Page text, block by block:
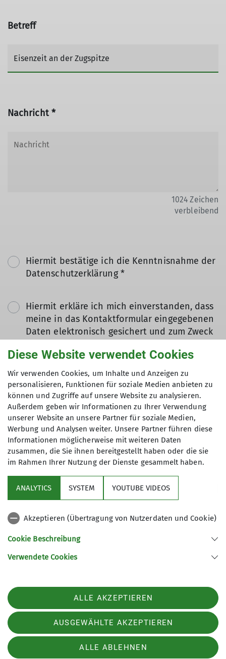
Betreff
Nachricht *
1024 Zeichen
verbleibend
Hiermit bestätige ich die Kenntnisnahme der
Datenschutzerklärung *
Hiermit erkläre ich mich einverstanden, dass
meine in das Kontaktformular eingegebenen
Daten elektronisch gesichert und zum Zweck
genutzt werden. Mir ist bekannt, dass ich
meine Einwilligung jederzeit wiederrufen
kann. *
Mit (*) markierte Felder
sind Pflichtfelder
Absenden
Service
Gruppen
82323 Tutzing
Telefon +4981588119
Datenschutz-Einstellungen
Impressum
Diese Website verwendet Cookies
Wir verwenden Cookies, um Inhalte und Anzeigen zu
personalisieren, Funktionen für soziale Medien anbieten zu
können und Zugriffe auf unsere Website zu analysieren.
Außerdem geben wir Informationen zu Ihrer Verwendung
unserer Website an unsere Partner für soziale Medien,
Werbung und Analysen weiter. Unsere Partner führen diese
Informationen möglicherweise mit weiteren Daten
zusammen, die Sie ihnen bereitgestellt haben oder die sie
im Rahmen Ihrer Nutzung der Dienste gesammelt haben.
ANALYTICS SYSTEM YOUTUBE VIDEOS
Akzeptieren (Übertragung von Nutzerdaten und Cookie)
Cookie Beschreibung
Verwendete Cookies
ALLE AKZEPTIEREN
AUSGEWÄHLTE AKZEPTIEREN
ALLE ABLEHNEN